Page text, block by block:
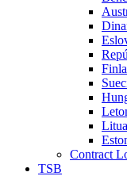
Contract
TSB